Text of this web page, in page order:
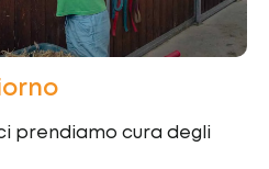
prendiamo cura degli